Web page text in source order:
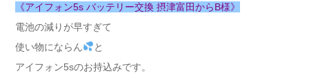
《アイフォン5s バッテリー交換 摂津富田からB様》
電池の減りが早すぎて
使い物にならん
と
アイフォン5sのお持込みです。